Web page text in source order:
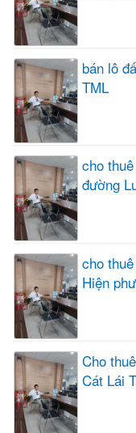
bán lô
TML
cho
đường
cho
Hiện
Cho
Cát Lái